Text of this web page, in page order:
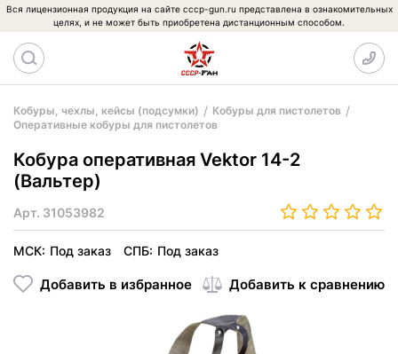
Вся лицензионная продукция на сайте cccp-gun.ru представлена в ознакомительных
целях, и не может быть приобретена дистанционным способом.
Кобуры, чехлы, кейсы (подсумки)
Кобуры для пистолетов
Оперативные кобуры для пистолетов
Кобура оперативная Vektor 14-2
(Вальтер)
Арт. 31053982
МСК: Под заказ СПБ: Под заказ
Добавить в избранное Добавить к сравнению